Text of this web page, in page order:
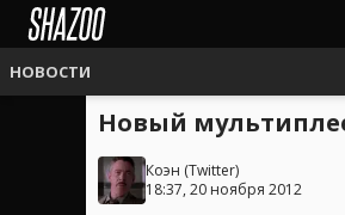
НОВОСТИ
Новый
Коэн (Twitter)
18:37, 20 ноября 2012